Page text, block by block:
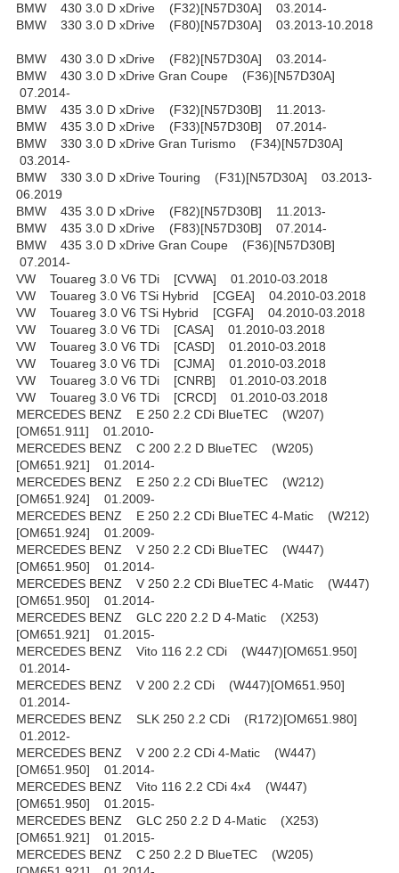
BMW 430 3.0 D xDrive (F32)[N57D30A] 03.2014-
BMW 330 3.0 D xDrive (F80)[N57D30A] 03.2013-10.2018
BMW 430 3.0 D xDrive (F82)[N57D30A] 03.2014-
BMW 430 3.0 D xDrive Gran Coupe (F36)[N57D30A]
07.2014-
BMW 435 3.0 D xDrive (F32)[N57D30B] 11.2013-
BMW 435 3.0 D xDrive (F33)[N57D30B] 07.2014-
BMW 330 3.0 D xDrive Gran Turismo (F34)[N57D30A]
03.2014-
BMW 330 3.0 D xDrive Touring (F31)[N57D30A] 03.2013-
06.2019
BMW 435 3.0 D xDrive (F82)[N57D30B] 11.2013-
BMW 435 3.0 D xDrive (F83)[N57D30B] 07.2014-
BMW 435 3.0 D xDrive Gran Coupe (F36)[N57D30B]
07.2014-
VW Touareg 3.0 V6 TDi [CVWA] 01.2010-03.2018
VW Touareg 3.0 V6 TSi Hybrid [CGEA] 04.2010-03.2018
VW Touareg 3.0 V6 TSi Hybrid [CGFA] 04.2010-03.2018
VW Touareg 3.0 V6 TDi [CASA] 01.2010-03.2018
VW Touareg 3.0 V6 TDi [CASD] 01.2010-03.2018
VW Touareg 3.0 V6 TDi [CJMA] 01.2010-03.2018
VW Touareg 3.0 V6 TDi [CNRB] 01.2010-03.2018
VW Touareg 3.0 V6 TDi [CRCD] 01.2010-03.2018
MERCEDES BENZ E 250 2.2 CDi BlueTEC (W207)
[OM651.911] 01.2010-
MERCEDES BENZ C 200 2.2 D BlueTEC (W205)
[OM651.921] 01.2014-
MERCEDES BENZ E 250 2.2 CDi BlueTEC (W212)
[OM651.924] 01.2009-
MERCEDES BENZ E 250 2.2 CDi BlueTEC 4-Matic (W212)
[OM651.924] 01.2009-
MERCEDES BENZ V 250 2.2 CDi BlueTEC (W447)
[OM651.950] 01.2014-
MERCEDES BENZ V 250 2.2 CDi BlueTEC 4-Matic (W447)
[OM651.950] 01.2014-
MERCEDES BENZ GLC 220 2.2 D 4-Matic (X253)
[OM651.921] 01.2015-
MERCEDES BENZ Vito 116 2.2 CDi (W447)[OM651.950]
01.2014-
MERCEDES BENZ V 200 2.2 CDi (W447)[OM651.950]
01.2014-
MERCEDES BENZ SLK 250 2.2 CDi (R172)[OM651.980]
01.2012-
MERCEDES BENZ V 200 2.2 CDi 4-Matic (W447)
[OM651.950] 01.2014-
MERCEDES BENZ Vito 116 2.2 CDi 4x4 (W447)
[OM651.950] 01.2015-
MERCEDES BENZ GLC 250 2.2 D 4-Matic (X253)
[OM651.921] 01.2015-
MERCEDES BENZ C 250 2.2 D BlueTEC (W205)